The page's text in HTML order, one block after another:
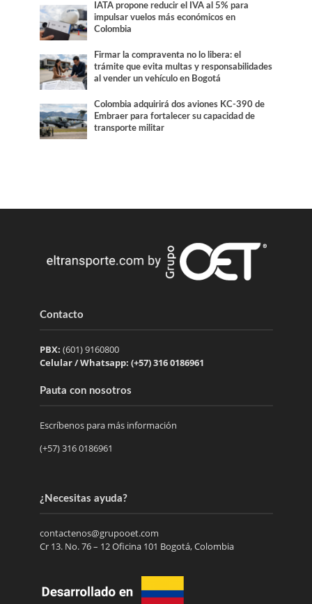
IATA propone reducir el IVA al 5% para
impulsar vuelos más económicos en
Colombia
Firmar la compraventa no lo libera: el
trámite que evita multas y responsabilidades
al vender un vehículo en Bogotá
Colombia adquirirá dos aviones KC-390 de
Embraer para fortalecer su capacidad de
transporte militar
Contacto
PBX: (601) 9160800
Celular / Whatsapp: (+57) 316 0186961
Pauta con nosotros
Escríbenos para más información
(+57) 316 0186961
¿Necesitas ayuda?
contactenos@grupooet.com
Cr 13. No. 76 – 12 Oficina 101 Bogotá, Colombia